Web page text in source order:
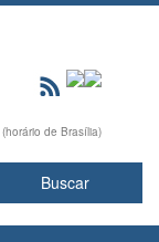
de Brasília)